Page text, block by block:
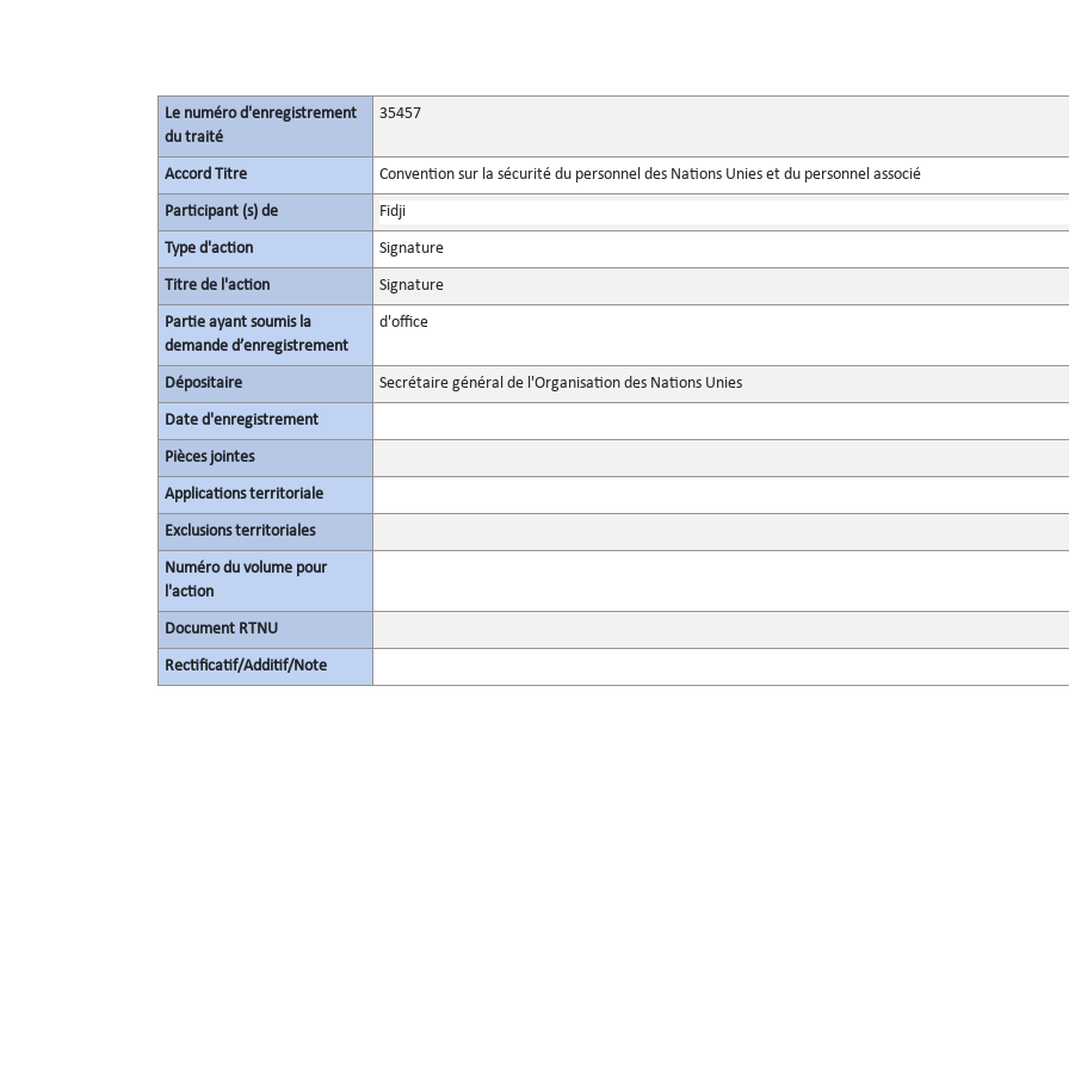
Le numéro d'enregistrement
du traité
35457
Accord Titre Convention sur la sécurité du personnel des Nations Unies et du personnel associé
Participant (s) de Fidji
Type d'action Signature
Titre de l'action Signature
Partie ayant soumis la
demande d’enregistrement
d'office
Dépositaire Secrétaire général de l'Organisation des Nations Unies
Date d'enregistrement
Pièces jointes
Applications territoriale
Exclusions territoriales
Numéro du volume pour
l'action
Document RTNU
Rectificatif/Additif/Note